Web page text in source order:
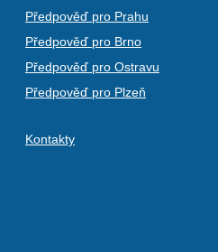
Předpověď pro Prahu
Předpověď pro Brno
Předpověď pro Ostravu
Předpověď pro Plzeň
Kontakty